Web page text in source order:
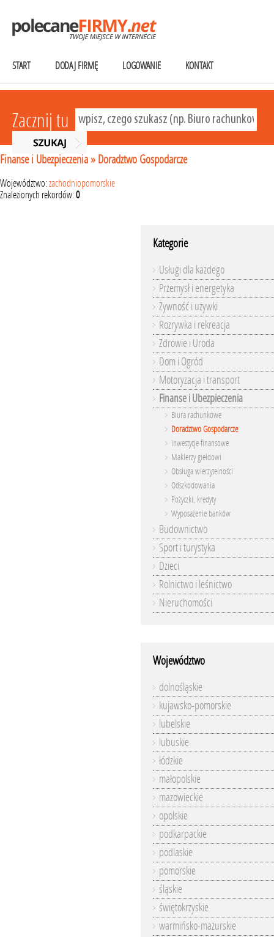
START DODAJ FIRMĘ LOGOWANIE KONTAKT
Zacznij tu
Finanse i Ubezpieczenia» Doradztwo Gospodarcze
Województwo:zachodniopomorskie
Znalezionych rekordów:0
Kategorie
Usługi dla każdego
Przemysł i energetyka
Żywność i używki
Rozrywka i rekreacja
Zdrowie i Uroda
Dom i Ogród
Motoryzacja i transport
Finanse i Ubezpieczenia
Biura rachunkowe
Doradztwo Gospodarcze
Inwestycje finansowe
Maklerzy giełdowi
Obsługa wierzytelności
Odszkodowania
Pożyczki, kredyty
Wyposażenie banków
Budownictwo
Sport i turystyka
Dzieci
Rolnictwo i leśnictwo
Nieruchomości
Województwo
dolnośląskie
kujawsko-pomorskie
lubelskie
lubuskie
łódzkie
małopolskie
mazowieckie
opolskie
podkarpackie
podlaskie
pomorskie
śląskie
świętokrzyskie
warmińsko-mazurskie